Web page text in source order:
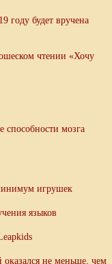
году будет вручена
чтении «Хочу
способности мозга
игрушек
языков
оказался не меньше, чем